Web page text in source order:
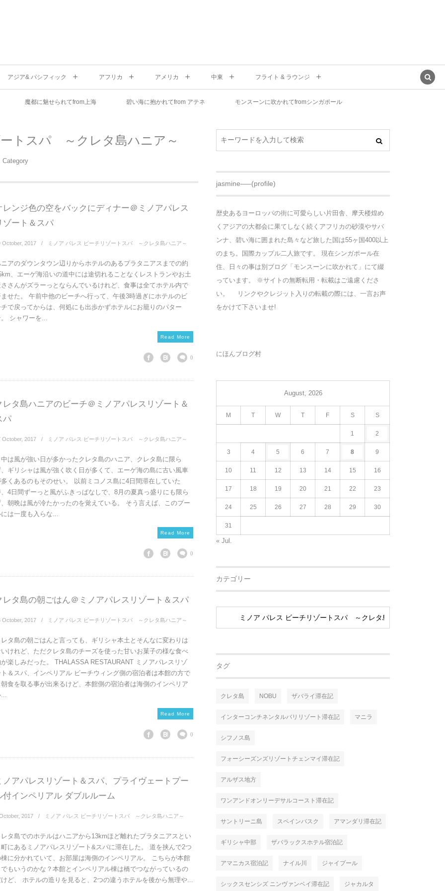
アジア& パシフィック アフリカ アメリカ 中東 フライト & ラウンジ
魔都に魅せられてfrom上海 碧い海に抱かれてfrom アテネ モンスーンに吹かれてfromシンガポール
トスパ ～クレタ島ハニア～
Category
レンジ色の空をバックにディナー＠ミノアパレス
ゾート＆スパ
October, 2017 ミノア パレス ビーチリゾートスパ ～クレタ島ハニア～
アのダウンタウン辺りからホテルのあるプラタニアスまでの約
、エーゲ海沿いの道中には途切れることなくレストランやお土
さんがズラーっとならんでいるけれど、食事は全てホテル内で
せた。 午前中他のビーチへ行って、午後3時過ぎにホテルのビ
で戻ってからは、何処にも出歩かずホテルにお籠りのパター
シャワーを...
Read More
0
レタ島ハニアのビーチ＠ミノアパレスリゾート＆
パ
October, 2017 ミノア パレス ビーチリゾートスパ ～クレタ島ハニア～
は風が強い日が多かったクレタ島のハニア、クレタ島に限ら
ギリシャは風が強く吹く日が多くて、エーゲ海の島に古い風車
くあるのもそのせい。 以前ミコノス島に4日間滞在していた
4日間ずーっと風がふきっぱなしで、8月の夏真っ盛りにも限ら
朝晩は風が冷たかったのを覚えている。 そう言えば、このプー
は一度も入らな...
Read More
0
レタ島の朝ごはん＠ミノアパレスリゾート＆スパ
October, 2017 ミノア パレス ビーチリゾートスパ ～クレタ島ハニア～
タ島の朝ごはんと言っても、ギリシャ本土とそんなに変わりは
けれど、ただクレタ島のチーズを使った甘いお菓子の様な食べ
楽しみだった。 THALASSA RESTAURANT ミノアパレスリゾ
＆スパ、インペリアル ビーチウィング側の宿泊者は本館の方で
食を取る事が出来るけど、本館側の宿泊者は海側のインペリア
...
Read More
0
ノアパレスリゾート＆スパ、プライヴェートプー
付インペリアル ダブルルーム
, 2017 ミノア パレス ビーチリゾートスパ ～クレタ島ハニア～
タ島でのホテルはハニアから13kmほど離れたプラタニアスとい
にあるミノアパレスリゾート&スパに滞在した。 道を挟んで2つ
に分かれていて、お部屋は海側のインペリアル。 こちらが本館
もいうのかな？本館とインペリアル棟は橋でつながっているの
ど、 ホテルの造りを見ると、2つの違うホテルを後から無理や...
jasmine—–(profile)
歴史あるヨーロッパの街に可愛らしい片田舎、摩天楼煌め
くアジアの大都会に果てしなく続くアフリカの砂漠やサバ
ンナ、碧い海に囲まれた島々など旅した国は55ヶ国400以上
のまち。国際カップル二人旅です。 現在シンガポール在
住、日々の事は別ブログ「モンスーンに吹かれて」にて綴
っています。 ※サイトの無断転用・転載はご遠慮くださ
い。 リンクやクレジット入りの転載の際には、一言お声
をかけて下さいませ!
にほんブログ村
August, 2026
M T W T F S S
1 2
3 4 5 6 7 8 9
10 11 12 13 14 15 16
17 18 19 20 21 22 23
24 25 26 27 28 29 30
31
« Jul.
カテゴリー
タグ
クレタ島 NOBU ザバライ滞在記
インターコンチネンタルバリリゾート滞在記 マニラ
シフノス島
フォーシーズンズリゾートチェンマイ滞在記
アルザス地方
ワンアンドオンリーデサルコースト滞在記
サントリーニ島 スペインバスク アマンダリ滞在記
ギリシャ中部 ザバラックスホテル宿泊記
アマニカス宿泊記 ナイル川 ジャイプール
シックスセンシズ ニンヴァンベイ滞在記 ジャカルタ